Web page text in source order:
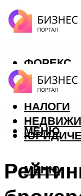
ФОРЕКС
БИЗНЕС
КРЕДИТЫ
НАЛОГИ
МЕНЮ
МЕНЮ